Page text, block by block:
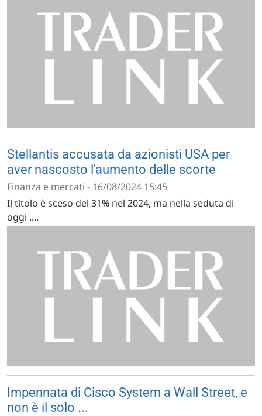
Stellantis accusata da azionisti USA per
aver nascosto l'aumento delle scorte
Finanza e mercati - 16/08/2024 15:45
Il titolo è sceso del 31% nel 2024, ma nella seduta di
oggi ....
Impennata di Cisco System a Wall Street, e
non è il solo ...